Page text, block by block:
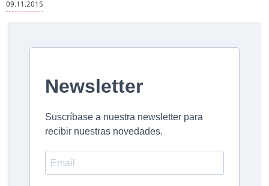
09.11.2015